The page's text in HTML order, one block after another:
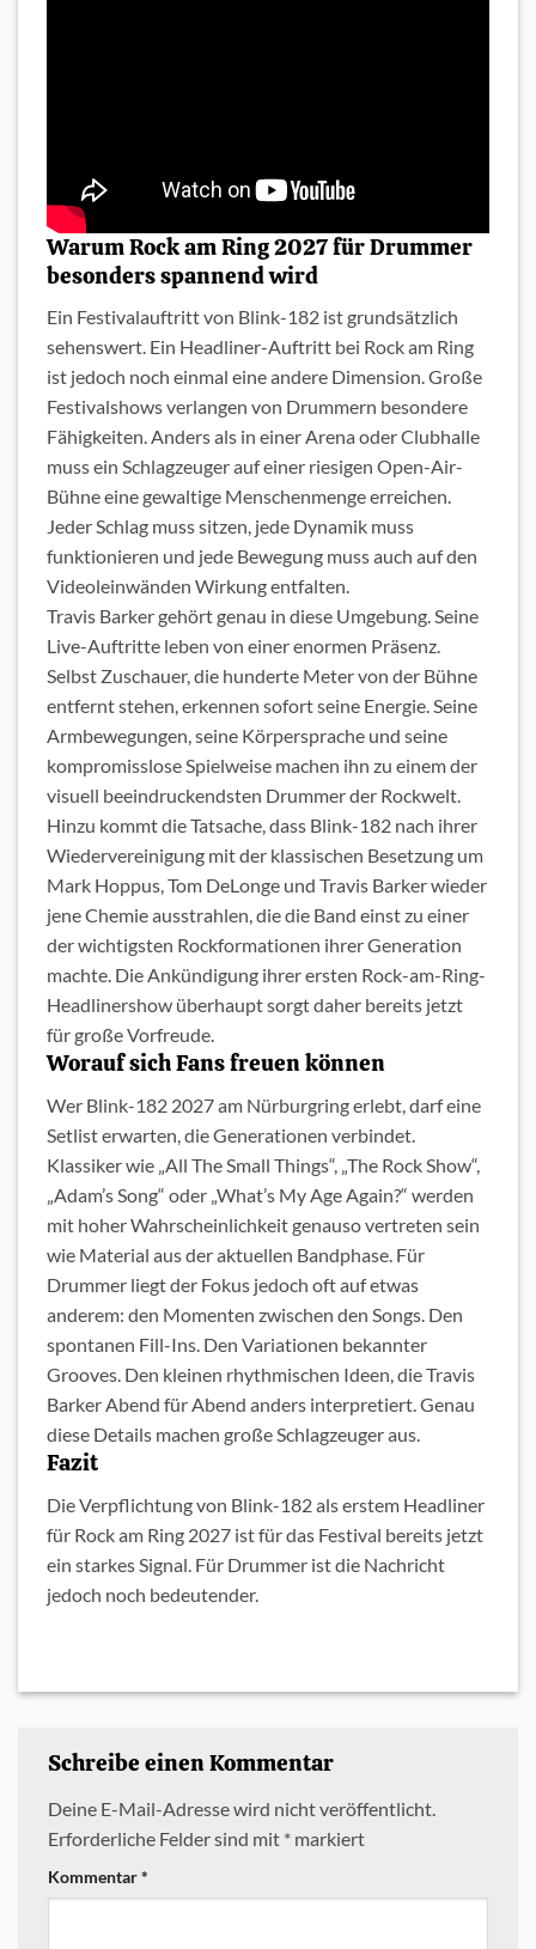
Warum Rock am Ring 2027 für Drummer
besonders spannend wird
Ein Festivalauftritt von Blink-182 ist grundsätzlich
sehenswert. Ein Headliner-Auftritt bei Rock am Ring
ist jedoch noch einmal eine andere Dimension. Große
Festivalshows verlangen von Drummern besondere
Fähigkeiten. Anders als in einer Arena oder Clubhalle
muss ein Schlagzeuger auf einer riesigen Open-Air-
Bühne eine gewaltige Menschenmenge erreichen.
Jeder Schlag muss sitzen, jede Dynamik muss
funktionieren und jede Bewegung muss auch auf den
Videoleinwänden Wirkung entfalten.
Travis Barker gehört genau in diese Umgebung. Seine
Live-Auftritte leben von einer enormen Präsenz.
Selbst Zuschauer, die hunderte Meter von der Bühne
entfernt stehen, erkennen sofort seine Energie. Seine
Armbewegungen, seine Körpersprache und seine
kompromisslose Spielweise machen ihn zu einem der
visuell beeindruckendsten Drummer der Rockwelt.
Hinzu kommt die Tatsache, dass Blink-182 nach ihrer
Wiedervereinigung mit der klassischen Besetzung um
Mark Hoppus, Tom DeLonge und Travis Barker wieder
jene Chemie ausstrahlen, die die Band einst zu einer
der wichtigsten Rockformationen ihrer Generation
machte. Die Ankündigung ihrer ersten Rock-am-Ring-
Headlinershow überhaupt sorgt daher bereits jetzt
für große Vorfreude.
Worauf sich Fans freuen können
Wer Blink-182 2027 am Nürburgring erlebt, darf eine
Setlist erwarten, die Generationen verbindet.
Klassiker wie „All The Small Things“, „The Rock Show“,
„Adam’s Song“ oder „What’s My Age Again?“ werden
mit hoher Wahrscheinlichkeit genauso vertreten sein
wie Material aus der aktuellen Bandphase. Für
Drummer liegt der Fokus jedoch oft auf etwas
anderem: den Momenten zwischen den Songs. Den
spontanen Fill-Ins. Den Variationen bekannter
Grooves. Den kleinen rhythmischen Ideen, die Travis
Barker Abend für Abend anders interpretiert. Genau
diese Details machen große Schlagzeuger aus.
Fazit
Die Verpflichtung von Blink-182 als erstem Headliner
für Rock am Ring 2027 ist für das Festival bereits jetzt
ein starkes Signal. Für Drummer ist die Nachricht
jedoch noch bedeutender.
Schreibe einen Kommentar
Deine E-Mail-Adresse wird nicht veröffentlicht.
Erforderliche Felder sind mit * markiert
Kommentar*